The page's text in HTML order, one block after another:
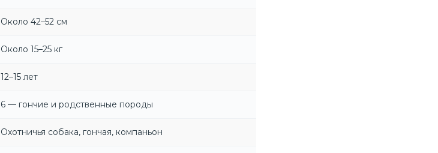
Около 42–52 см
Около 15–25 кг
12–15 лет
6 — гончие и родственные породы
Охотничья собака, гончая, компаньон